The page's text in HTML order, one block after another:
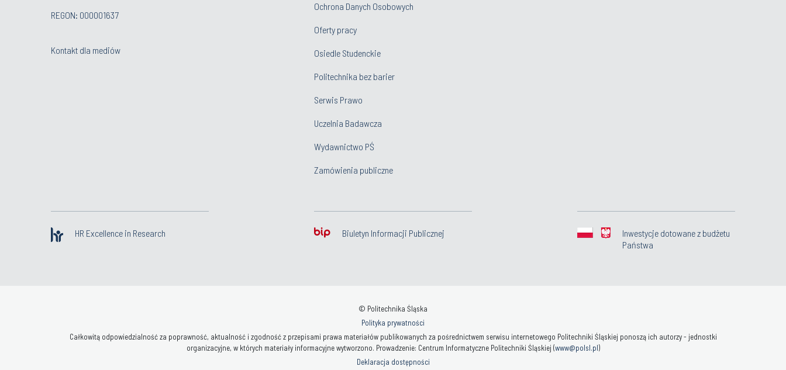
REGON: 000001637
Kontakt dla mediów
Ochrona Danych Osobowych
Oferty pracy
Osiedle Studenckie
Politechnika bez barier
Serwis Prawo
Uczelnia Badawcza
Wydawnictwo PŚ
Zamówienia publiczne
HR Excellence in Research Biuletyn Informacji Publicznej
Inwestycje dotowane z budżetu
Państwa
© Politechnika Śląska
Polityka prywatności
Całkowitą odpowiedzialność za poprawność, aktualność i zgodność z przepisami prawa materiałów publikowanych za pośrednictwem serwisu internetowego Politechniki Śląskiej ponoszą ich autorzy - jednostki
organizacyjne, w których materiały informacyjne wytworzono. Prowadzenie: Centrum Informatyczne Politechniki Śląskiej (www@polsl.pl)
Deklaracja dostępności